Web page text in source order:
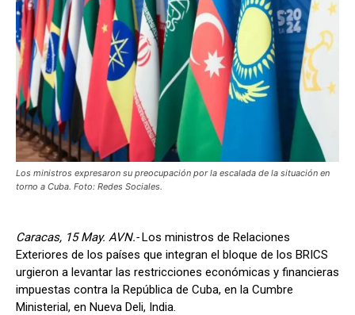
Los ministros expresaron su preocupación por la escalada de la situación en
torno a Cuba. Foto: Redes Sociales.
Caracas, 15 May. AVN.-Los ministros de Relaciones
Exteriores de los países que integran el bloque de los BRICS
urgieron a levantar las restricciones económicas y financieras
impuestas contra la República de Cuba, en la Cumbre
Ministerial, en Nueva Deli, India.